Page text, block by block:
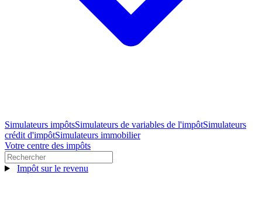
Simulateurs impôtsSimulateurs de variables de l'impôtSimulateurs
crédit d'impôtSimulateurs immobilier
Votre centre des impôts
Impôt sur le revenu